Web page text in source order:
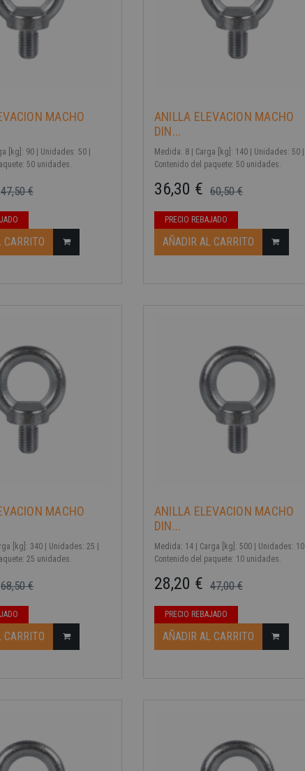
MACHO
[kg]: 90 | Unidades: 50 |
50 unidades.
47,50 €
CARRITO
ANILLA ELEVACION MACHO
DIN...
Medida: 8 | Carga [kg]: 140 | Unidades: 50 |
Contenido del paquete: 50 unidades.
60,50 €
36,30 €
PRECIO REBAJADO
AÑADIR AL CARRITO
MACHO
[kg]: 340 | Unidades: 25 |
25 unidades.
68,50 €
CARRITO
ANILLA ELEVACION MACHO
DIN...
Medida: 14 | Carga [kg]: 500 | Unidades: 10 |
Contenido del paquete: 10 unidades.
47,00 €
28,20 €
PRECIO REBAJADO
AÑADIR AL CARRITO